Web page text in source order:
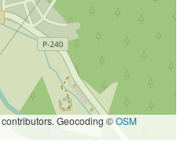
contributors. Geocoding ©OSM